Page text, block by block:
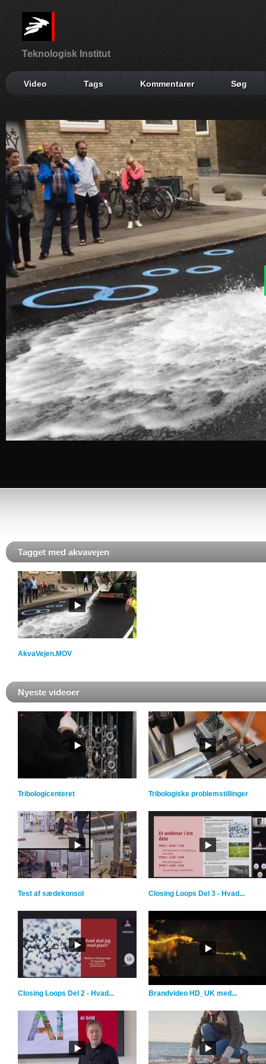
Teknologisk Institut
Video Tags Kommentarer Søg
Tagget med akvavejen
AkvaVejen.MOV
Nyeste videoer
Tribologicenteret Tribologiske problemstillinger
Test af sædekonsol Closing Loops Del 3 - Hvad...
Closing Loops Del 2 - Hvad... Brandvideo HD_UK med...